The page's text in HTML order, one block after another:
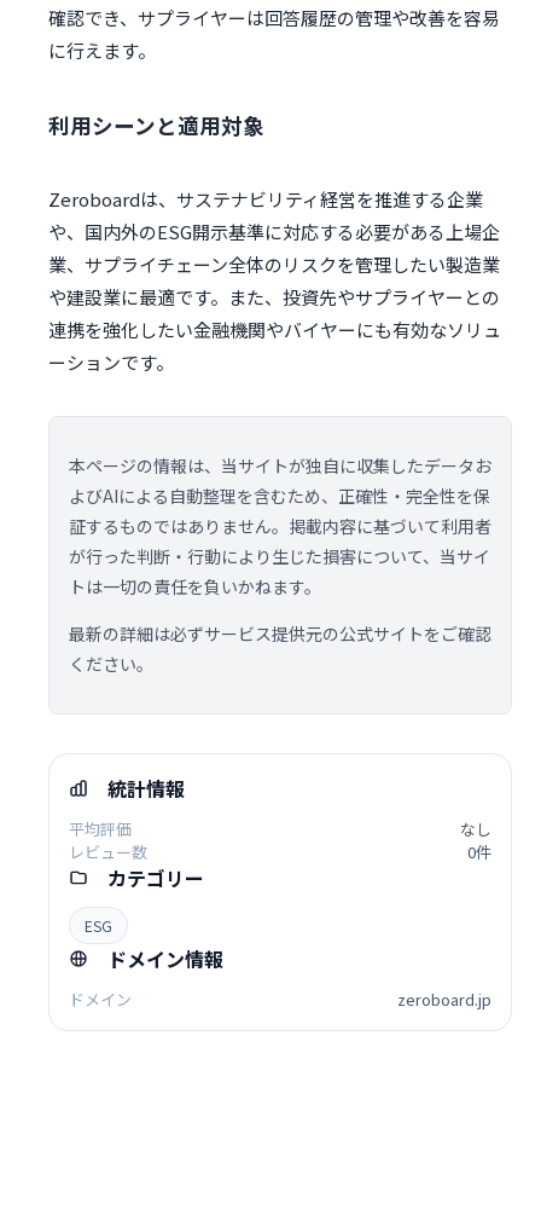
確認でき、サプライヤーは回答履歴の管理や改善を容易
に行えます。
利用シーンと適用対象
Zeroboardは、サステナビリティ経営を推進する企業
や、国内外のESG開示基準に対応する必要がある上場企
業、サプライチェーン全体のリスクを管理したい製造業
や建設業に最適です。また、投資先やサプライヤーとの
連携を強化したい金融機関やバイヤーにも有効なソリュ
ーションです。
本ページの情報は、当サイトが独自に収集したデータお
よびAIによる自動整理を含むため、正確性・完全性を保
証するものではありません。掲載内容に基づいて利用者
が行った判断・行動により生じた損害について、当サイ
トは一切の責任を負いかねます。
最新の詳細は必ずサービス提供元の公式サイトをご確認
ください。
統計情報
平均評価
なし
レビュー数
0件
カテゴリー
ESG
ドメイン情報
ドメイン zeroboard.jp